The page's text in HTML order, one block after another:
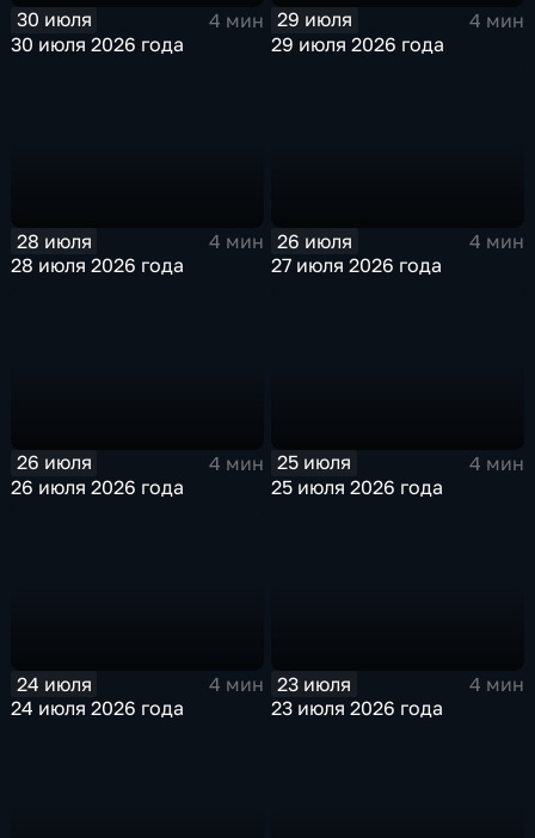
30 июля
4 мин
30 июля 2026 года
29 июля
4 мин
29 июля 2026 года
28 июля
4 мин
28 июля 2026 года
26 июля
4 мин
27 июля 2026 года
26 июля
4 мин
26 июля 2026 года
25 июля
4 мин
25 июля 2026 года
24 июля
4 мин
24 июля 2026 года
23 июля
4 мин
23 июля 2026 года